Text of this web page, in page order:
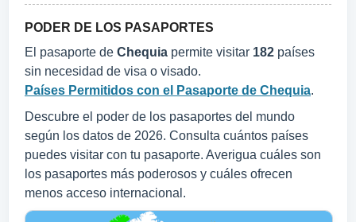
PODER DE LOS PASAPORTES
El pasaporte de Chequia permite visitar 182 países
sin necesidad de visa o visado.
Países Permitidos con el Pasaporte de Chequia.
Descubre el poder de los pasaportes del mundo
según los datos de 2026. Consulta cuántos países
puedes visitar con tu pasaporte. Averigua cuáles son
los pasaportes más poderosos y cuáles ofrecen
menos acceso internacional.